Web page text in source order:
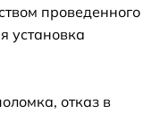
проведенного
установка
отказ в